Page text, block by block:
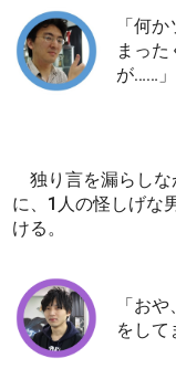
「何
まっ
が……」
独り言を漏らしな
に、1人の怪しげな
ける。
「お
をして